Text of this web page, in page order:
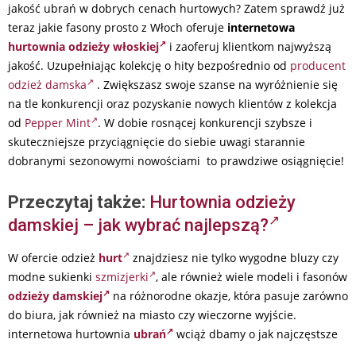
jakość ubrań w dobrych cenach hurtowych? Zatem sprawdź już
teraz jakie fasony prosto z Włoch oferuje internetowa
hurtownia odzieży włoskiej
i zaoferuj klientkom najwyższą
jakość. Uzupełniając kolekcję o hity bezpośrednio od producent
odzież damska
. Zwiększasz swoje szanse na wyróżnienie się
na tle konkurencji oraz pozyskanie nowych klientów z kolekcja
od Pepper Mint . W dobie rosnącej konkurencji szybsze i
skuteczniejsze przyciągnięcie do siebie uwagi starannie
dobranymi sezonowymi nowościami to prawdziwe osiągnięcie!
Przeczytaj także: Hurtownia odzieży
damskiej – jak wybrać najlepszą?
W ofercie odzież hurt
znajdziesz nie tylko wygodne bluzy czy
modne sukienki szmizjerki , ale również wiele modeli i fasonów
odzieży damskiej
na różnorodne okazje, która pasuje zarówno
do biura, jak również na miasto czy wieczorne wyjście.
internetowa hurtownia ubrań
wciąż dbamy o jak najczęstsze